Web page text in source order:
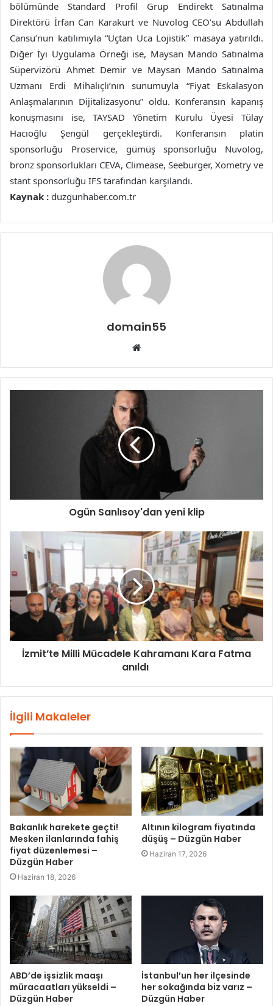
bölümünde Standard Profil Grup Endirekt Satınalma
Direktörü İrfan Can Karakurt ve Nuvolog CEO’su Abdullah
Cansu’nun katılımıyla “Uçtan Uca Lojistik” masaya yatırıldı.
Diğer İyi Uygulama Örneği ise, Maysan Mando Satınalma
Süpervizörü Ahmet Demir ve Maysan Mando Satınalma
Uzmanı Erdi Mihalıçlı’nın sunumuyla “Fiyat Eskalasyon
Anlaşmalarının Dijitalizasyonu” oldu. Konferansın kapanış
konuşmasını ise, TAYSAD Yönetim Kurulu Üyesi Tülay
Hacıoğlu Şengül gerçekleştirdi. Konferansın platin
sponsorluğu Proservice, gümüş sponsorluğu Nuvolog,
bronz sponsorlukları CEVA, Climease, Seeburger, Xometry ve
stant sponsorluğu IFS tarafından karşılandı.
Kaynak : duzgunhaber.com.tr
domain55
Web
Ogün Sanlısoy'dan yeni klip
İzmit’te Milli Mücadele Kahramanı Kara Fatma
anıldı
İlgili Makaleler
Bakanlık harekete geçti!
Mesken ilanlarında fahiş
fiyat düzenlemesi –
Düzgün Haber
Haziran 18, 2026
Altının kilogram fiyatında
düşüş – Düzgün Haber
Haziran 17, 2026
ABD’de işsizlik maaşı
müracaatları yükseldi –
Düzgün Haber
İstanbul’un her ilçesinde
her sokağında biz varız –
Düzgün Haber